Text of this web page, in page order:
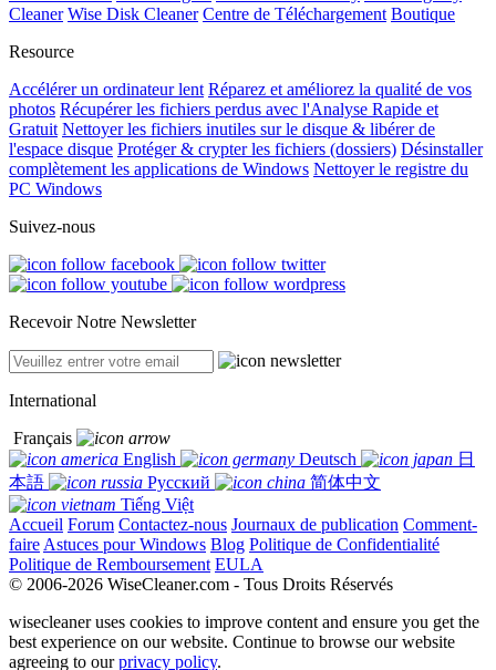
Cleaner Wise Disk Cleaner Centre de Téléchargement Boutique
Resource
Accélérer un ordinateur lent Réparez et améliorez la qualité de vos
photos Récupérer les fichiers perdus avec l'Analyse Rapide et
Gratuit Nettoyer les fichiers inutiles sur le disque & libérer de
l'espace disque Protéger & crypter les fichiers (dossiers) Désinstaller
complètement les applications de Windows Nettoyer le registre du
PC Windows
Suivez-nous
Recevoir Notre Newsletter
International
Français
English
Deutsch
日
本語
Русский
简体中文
Tiếng Việt
Accueil Forum Contactez-nous Journaux de publication Comment-
faire Astuces pour Windows Blog Politique de Confidentialité
Politique de Remboursement EULA
© 2006-2026 WiseCleaner.com - Tous Droits Réservés
wisecleaner uses cookies to improve content and ensure you get the
best experience on our website. Continue to browse our website
agreeing to ourprivacy policy.